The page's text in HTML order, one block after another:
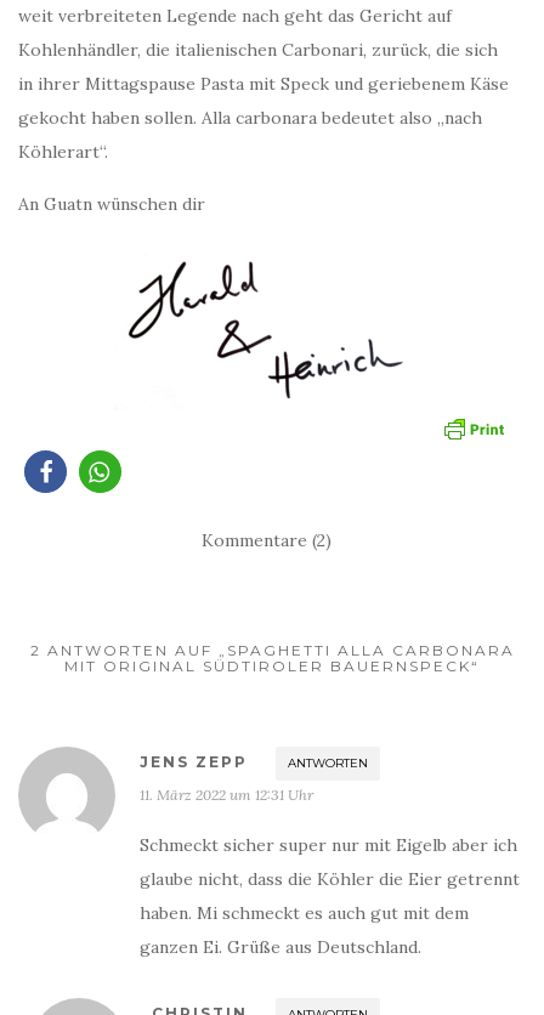
weit verbreiteten Legende nach geht das Gericht auf
Kohlenhändler, die italienischen Carbonari, zurück, die sich
in ihrer Mittagspause Pasta mit Speck und geriebenem Käse
gekocht haben sollen. Alla carbonara bedeutet also „nach
Köhlerart“.
An Guatn wünschen dir
Kommentare (2)
2 ANTWORTEN AUF „SPAGHETTI ALLA CARBONARA
MIT ORIGINAL SÜDTIROLER BAUERNSPECK“
JENS ZEPP ANTWORTEN
11. März 2022 um 12:31 Uhr
Schmeckt sicher super nur mit Eigelb aber ich
glaube nicht, dass die Köhler die Eier getrennt
haben. Mi schmeckt es auch gut mit dem
ganzen Ei. Grüße aus Deutschland.